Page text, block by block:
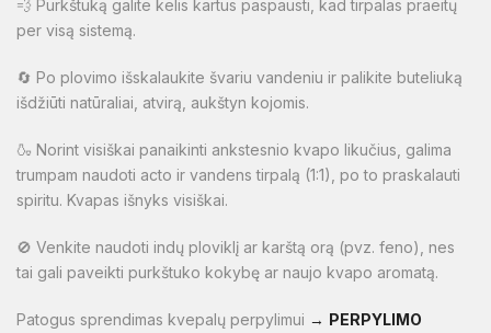
💨 Purkštuką galite kelis kartus paspausti, kad tirpalas praeitų
per visą sistemą.
🔄 Po plovimo išskalaukite švariu vandeniu ir palikite buteliuką
išdžiūti natūraliai, atvirą, aukštyn kojomis.
🍶 Norint visiškai panaikinti ankstesnio kvapo likučius, galima
trumpam naudoti acto ir vandens tirpalą (1:1), po to praskalauti
spiritu. Kvapas išnyks visiškai.
🚫 Venkite naudoti indų ploviklį ar karštą orą (pvz. feno), nes
tai gali paveikti purkštuko kokybę ar naujo kvapo aromatą.
Patogus sprendimas kvepalų perpylimui → PERPYLIMO